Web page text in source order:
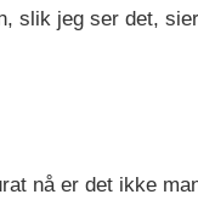
slik jeg ser det,
nå er det ikke